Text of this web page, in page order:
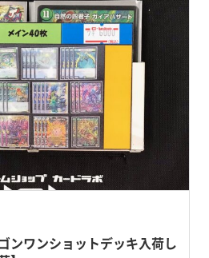
ンワンショットデッキ入荷し